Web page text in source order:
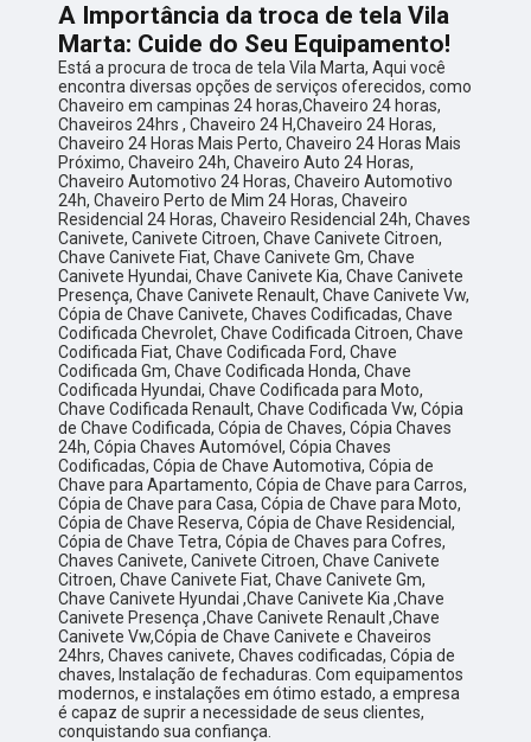
A Importância da troca de tela Vila
Marta: Cuide do Seu Equipamento!
Está a procura de troca de tela Vila Marta, Aqui você
encontra diversas opções de serviços oferecidos, como
Chaveiro em campinas 24 horas,Chaveiro 24 horas,
Chaveiros 24hrs , Chaveiro 24 H,Chaveiro 24 Horas,
Chaveiro 24 Horas Mais Perto, Chaveiro 24 Horas Mais
Próximo, Chaveiro 24h, Chaveiro Auto 24 Horas,
Chaveiro Automotivo 24 Horas, Chaveiro Automotivo
24h, Chaveiro Perto de Mim 24 Horas, Chaveiro
Residencial 24 Horas, Chaveiro Residencial 24h, Chaves
Canivete, Canivete Citroen, Chave Canivete Citroen,
Chave Canivete Fiat, Chave Canivete Gm, Chave
Canivete Hyundai, Chave Canivete Kia, Chave Canivete
Presença, Chave Canivete Renault, Chave Canivete Vw,
Cópia de Chave Canivete, Chaves Codificadas, Chave
Codificada Chevrolet, Chave Codificada Citroen, Chave
Codificada Fiat, Chave Codificada Ford, Chave
Codificada Gm, Chave Codificada Honda, Chave
Codificada Hyundai, Chave Codificada para Moto,
Chave Codificada Renault, Chave Codificada Vw, Cópia
de Chave Codificada, Cópia de Chaves, Cópia Chaves
24h, Cópia Chaves Automóvel, Cópia Chaves
Codificadas, Cópia de Chave Automotiva, Cópia de
Chave para Apartamento, Cópia de Chave para Carros,
Cópia de Chave para Casa, Cópia de Chave para Moto,
Cópia de Chave Reserva, Cópia de Chave Residencial,
Cópia de Chave Tetra, Cópia de Chaves para Cofres,
Chaves Canivete, Canivete Citroen, Chave Canivete
Citroen, Chave Canivete Fiat, Chave Canivete Gm,
Chave Canivete Hyundai ,Chave Canivete Kia ,Chave
Canivete Presença ,Chave Canivete Renault ,Chave
Canivete Vw,Cópia de Chave Canivete e Chaveiros
24hrs, Chaves canivete, Chaves codificadas, Cópia de
chaves, Instalação de fechaduras. Com equipamentos
modernos, e instalações em ótimo estado, a empresa
é capaz de suprir a necessidade de seus clientes,
conquistando sua confiança.